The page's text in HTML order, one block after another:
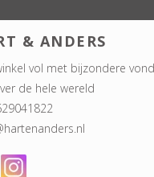
& ANDERS
vol met bijzondere
de hele wereld